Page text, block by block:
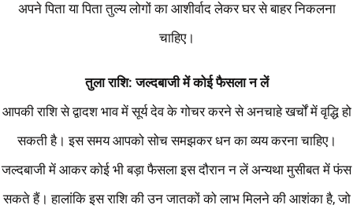
अपने पिता या पिता तुल्य लोगों का आशीर्वाद लेकर घर से बाहर निकलना
चाहिए।
तुला राशि: जल्दबाजी में कोई फैसला न लें
आपकी राशि से द्वादश भाव में सूर्य देव के गोचर करने से अनचाहे खर्चों में वृद्धि हो
सकती है। इस समय आपको सोच समझकर धन का व्यय करना चाहिए।
जल्दबाजी में आकर कोई भी बड़ा फैसला इस दौरान न लें अन्यथा मुसीबत में फंस
सकते हैं। हालांकि इस राशि की उन जातकों को लाभ मिलने की आशंका है, जो